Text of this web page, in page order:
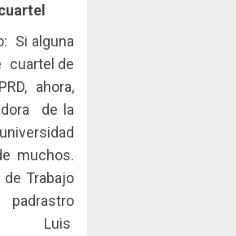
Si alguna
cuartel de
ahora,
de la
muchos.
Trabajo
Luis